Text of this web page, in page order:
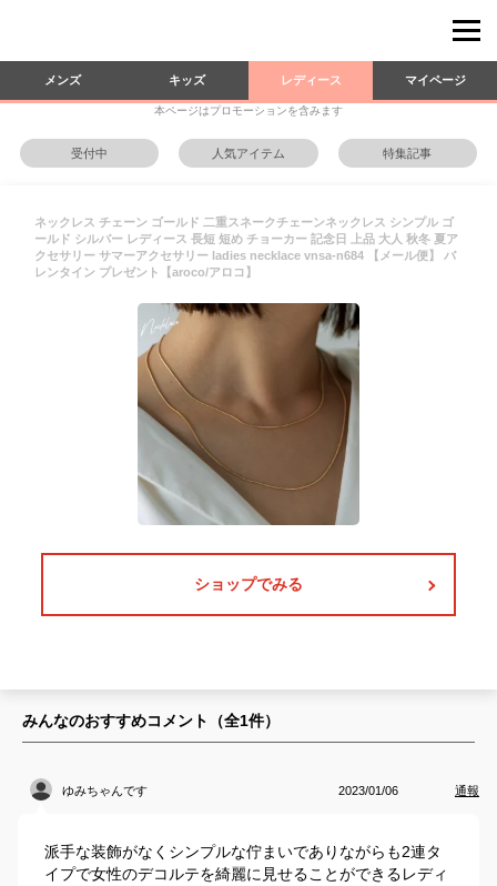
メンズ キッズ レディース マイページ
本ページはプロモーションを含みます
受付中 人気アイテム 特集記事
ネックレス チェーン ゴールド 二重スネークチェーンネックレス シンプル ゴ
ールド シルバー レディース 長短 短め チョーカー 記念日 上品 大人 秋冬 夏ア
クセサリー サマーアクセサリー ladies necklace vnsa-n684 【メール便】 バ
レンタイン プレゼント【aroco/アロコ】
ショップでみる
みんなのおすすめコメント（全1件）
ゆみちゃんです 2023/01/06 通報
派手な装飾がなくシンプルな佇まいでありながらも2連タ
イプで女性のデコルテを綺麗に見せることができるレディ